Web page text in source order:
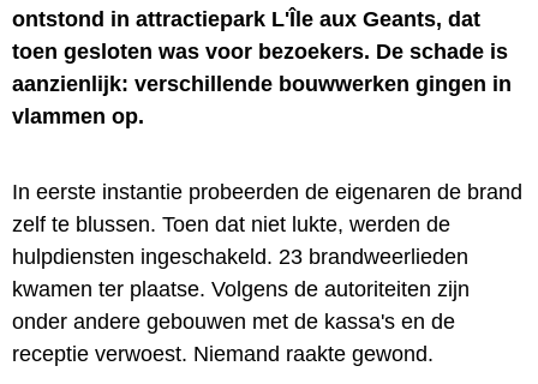
ontstond in attractiepark L'Île aux Geants, dat
toen gesloten was voor bezoekers. De schade is
aanzienlijk: verschillende bouwwerken gingen in
vlammen op.
In eerste instantie probeerden de eigenaren de brand
zelf te blussen. Toen dat niet lukte, werden de
hulpdiensten ingeschakeld. 23 brandweerlieden
kwamen ter plaatse. Volgens de autoriteiten zijn
onder andere gebouwen met de kassa's en de
receptie verwoest. Niemand raakte gewond.